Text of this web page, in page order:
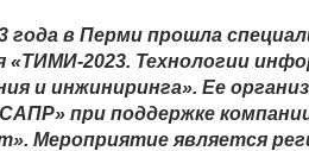
года в Перми прошла
«ТИМИ-2023. Технологии
и инжиниринга». Ее
САПР» при поддержке
Мероприятие является